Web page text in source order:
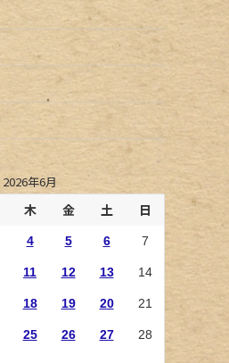
2026年6月
木 金 土 日
4 5 6 7
11 12 13 14
18 19 20 21
25 26 27 28